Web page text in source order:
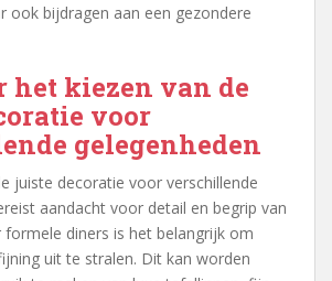
ook bijdragen aan een gezondere
het kiezen van de
voor
gelegenheden
juiste decoratie voor verschillende
aandacht voor detail en begrip van
formele diners is het belangrijk om
uit te stralen. Dit kan worden